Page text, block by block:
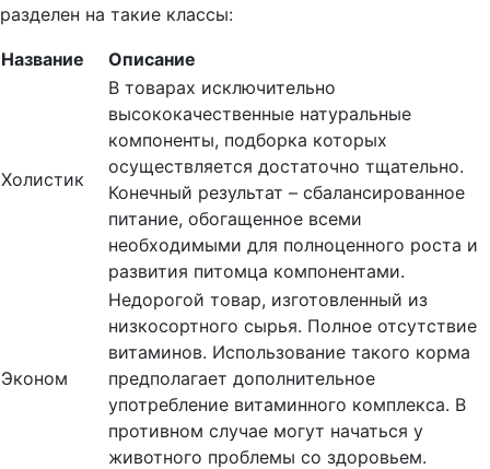
разделен на такие классы:
Название Описание
Холистик
В товарах исключительно
высококачественные натуральные
компоненты, подборка которых
осуществляется достаточно тщательно.
Конечный результат – сбалансированное
питание, обогащенное всеми
необходимыми для полноценного роста и
развития питомца компонентами.
Эконом
Недорогой товар, изготовленный из
низкосортного сырья. Полное отсутствие
витаминов. Использование такого корма
предполагает дополнительное
употребление витаминного комплекса. В
противном случае могут начаться у
животного проблемы со здоровьем.